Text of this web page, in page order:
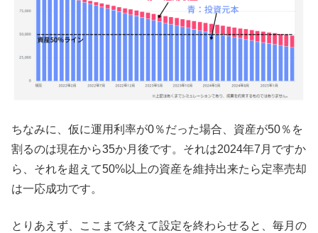
ちなみに、仮に運用利率が0％だった場合、資産が50％を
割るのは現在から35か月後です。それは2024年7月ですか
ら、それを超えて50%以上の資産を維持出来たら定率売却
は一応成功です。
とりあえず、ここまで終えて設定を終わらせると、毎月の